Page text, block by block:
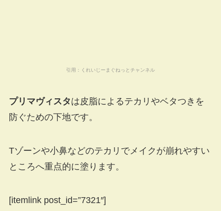
引用： くれいじーまぐねっとチャンネル
プリマヴィスタは皮脂によるテカリやベタつきを
防ぐための下地です。
Tゾーンや小鼻などのテカリでメイクが崩れやすい
ところへ重点的に塗ります。
[itemlink post_id=”7321″]